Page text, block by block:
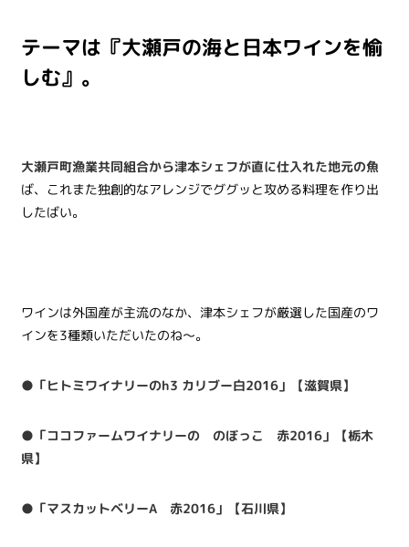
テーマは『大瀬戸の海と日本ワインを愉
しむ』。
大瀬戸町漁業共同組合から津本シェフが直に仕入れた地元の魚
ば、これまた独創的なアレンジでググッと攻める料理を作り出
したばい。
ワインは外国産が主流のなか、津本シェフが厳選した国産のワ
インを3種類いただいたのね〜。
●「ヒトミワイナリーのh3 カリブー白2016」【滋賀県】
●「ココファームワイナリーの のぼっこ 赤2016」【栃木
県】
●「マスカットベリーA 赤2016」【石川県】